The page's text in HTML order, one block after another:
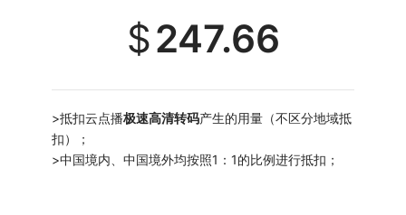
$247.66
>抵扣云点播极速高清转码产生的用量（不区分地域抵
扣）
；
>中国境内、中国境外均按照1：1的比例进行抵扣 ；